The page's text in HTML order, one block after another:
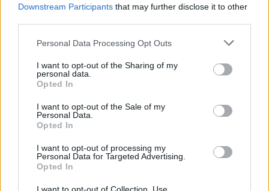
Downstream Participants that may further disclose it to other
Please note that this website/app uses one or more Google
not limited to your visit or usage behaviour. You may click to
grant or deny consent to Google and its third-party tags to
use your data for below specified purposes in below Google
consent section.
Personal Data Processing Opt Outs
I want to opt-out of the Sharing of my
personal data.
Opted In
I want to opt-out of the Sale of my
Personal Data.
Opted In
I want to opt-out of processing my
Personal Data for Targeted Advertising.
Opted In